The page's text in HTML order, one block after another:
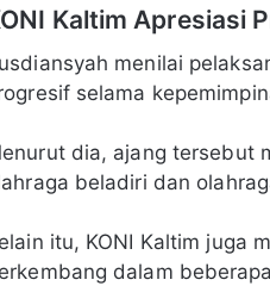
Kaltim Apresiasi
menilai
selama
dia, ajang tersebut
beladiri dan
itu, KONI Kaltim juga
dalam